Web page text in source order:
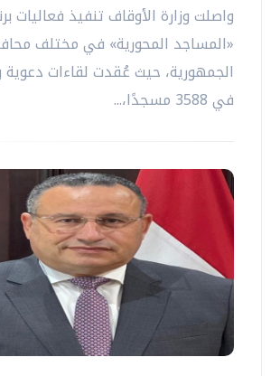
واصلت وزارة الأوقاف تنفيذ فعاليات
«المساجد المحورية» في مختلف
الجمهورية، حيث عُقدت لقاءات دعوية
في 3588 مسجدًا،...